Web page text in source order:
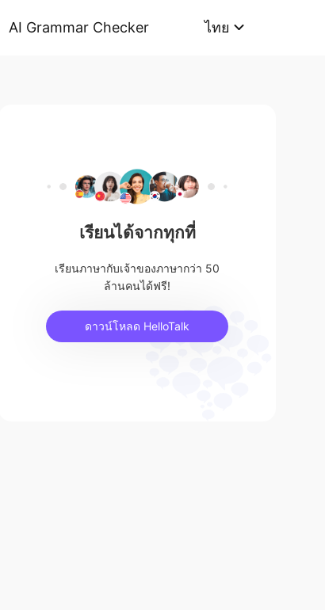
AI Grammar Checker ไทย
เรียนได้จากทุกที่
เรียนภาษากับเจ้าของภาษากว่า 50
ล้านคนได้ฟรี!
ดาวน์โหลด HelloTalk